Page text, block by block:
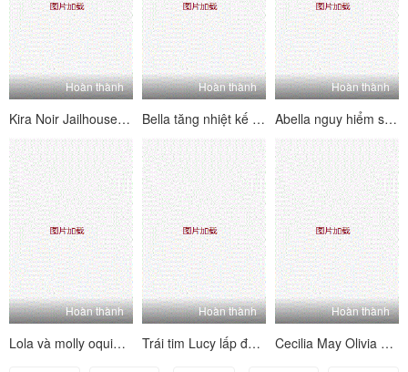
Hoàn thành
Kira Noir Jailhouse chết tiệt 4
Hoàn thành
Bella tăng nhiệt kế lớn
Hoàn thành
Abella nguy hiểm sử dụng nó hoặc mất nó
Hoàn thành
Lola và molly oquinn rửa tôi
Hoàn thành
Trái tim Lucy lấp đầy mọi lỗ
Hoàn thành
Cecilia May Olivia Tiffany Veronica và Victoria Sextet gợi cảm